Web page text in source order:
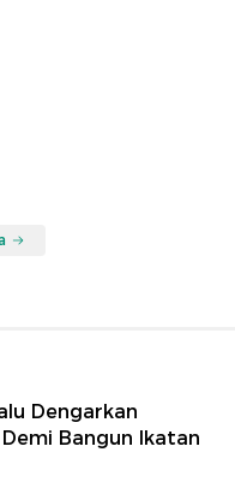
Dengarkan
Bangun Ikatan